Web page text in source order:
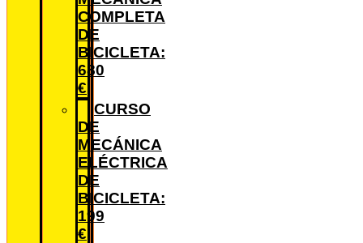
COMPLETA
DE
BICICLETA:
680
€
CURSO
DE
MECÁNICA
ELÉCTRICA
DE
BICICLETA:
199
€